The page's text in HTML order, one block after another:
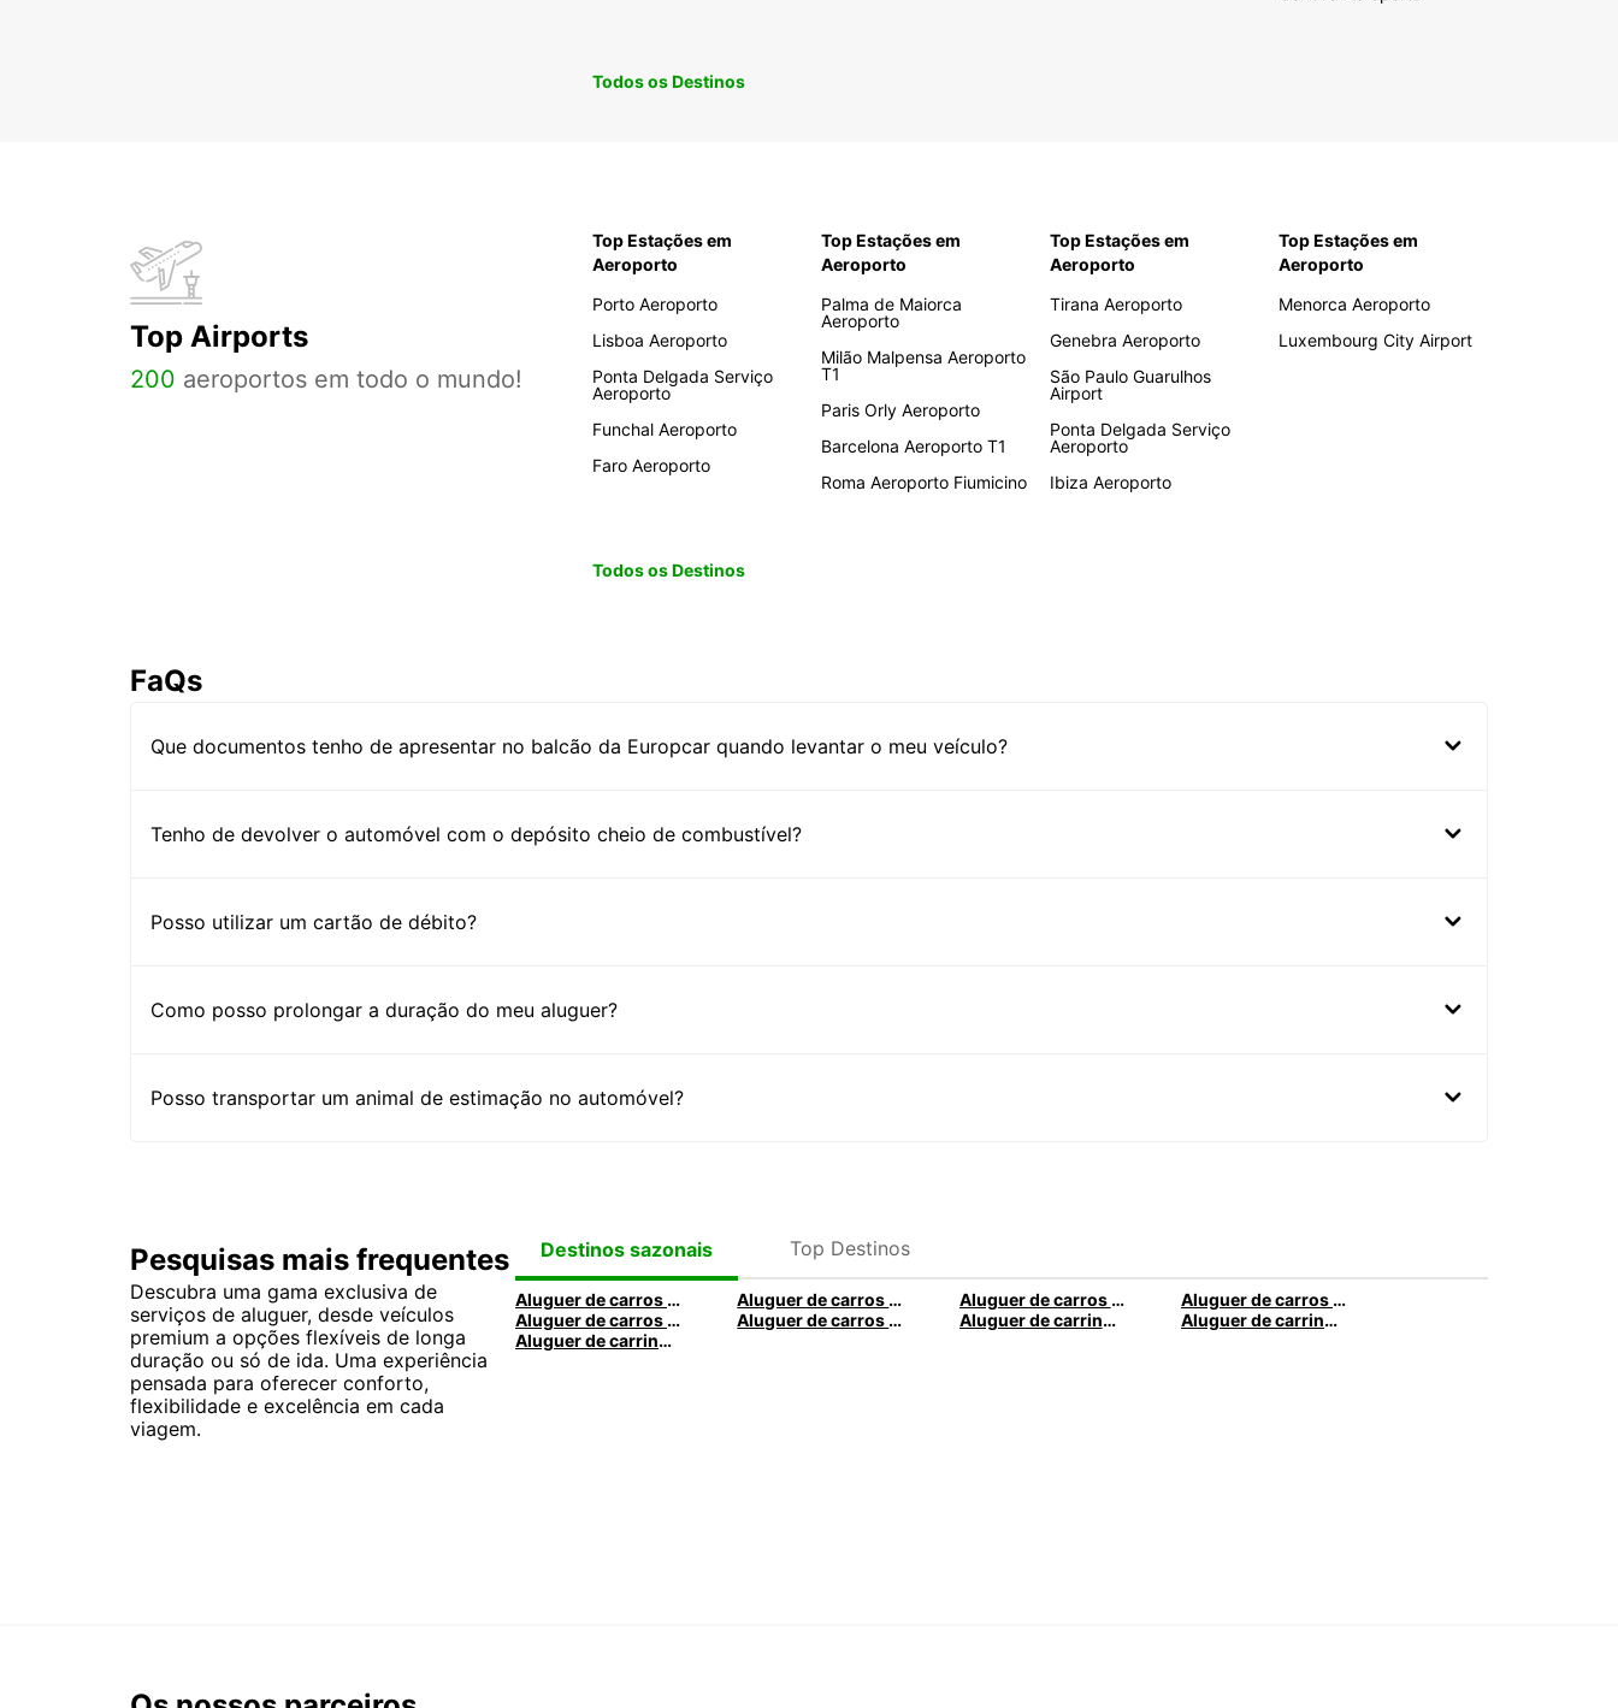
Todos os Destinos
Top Airports
200 aeroportos em todo o mundo!
Top Estações em
Aeroporto
Porto Aeroporto
Lisboa Aeroporto
Ponta Delgada Serviço
Aeroporto
Funchal Aeroporto
Faro Aeroporto
Top Estações em
Aeroporto
Palma de Maiorca
Aeroporto
Milão Malpensa Aeroporto
T1
Paris Orly Aeroporto
Barcelona Aeroporto T1
Roma Aeroporto Fiumicino
Top Estações em
Aeroporto
Tirana Aeroporto
Genebra Aeroporto
São Paulo Guarulhos
Airport
Ponta Delgada Serviço
Aeroporto
Ibiza Aeroporto
Top Estações em
Aeroporto
Menorca Aeroporto
Luxembourg City Airport
Todos os Destinos
FaQs
Que documentos tenho de apresentar no balcão da Europcar quando levantar o meu veículo?
Tenho de devolver o automóvel com o depósito cheio de combustível?
Posso utilizar um cartão de débito?
Como posso prolongar a duração do meu aluguer?
Posso transportar um animal de estimação no automóvel?
Pesquisas mais frequentes
Descubra uma gama exclusiva de
serviços de aluguer, desde veículos
premium a opções flexíveis de longa
duração ou só de ida. Uma experiência
pensada para oferecer conforto,
flexibilidade e excelência em cada
viagem.
Destinos sazonais Top Destinos
Aluguer de carros em Roma Aluguer de carros em Madrid Aluguer de carros em Málaga
Aluguer de carros em Caldas da Rainha
Aluguer de carros em Santa Maria da Feira
Aluguer de carros em Nice Aluguer de carrinhas em Nice
Aluguer de carrinhas em Santa Maria da Feira
Aluguer de carrinhas em Caldas da Rainha